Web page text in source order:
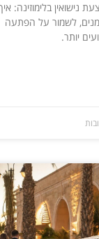
נישואין בלימוזינה:
לשמור על הפתעה
יותר.